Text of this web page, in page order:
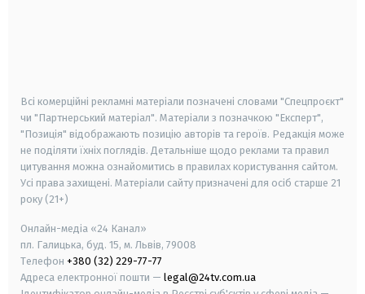
Всі комерційні рекламні матеріали позначені словами "Спецпроєкт"
чи "Партнерський матеріал". Матеріали з позначкою "Експерт",
"Позиція" відображають позицію авторів та героїв. Редакція може
не поділяти їхніх поглядів. Детальніше щодо реклами та правил
цитування можна ознайомитись в правилах користування сайтом.
Усі права захищені. Матеріали сайту призначені для осіб старше 21
року (21+)
Онлайн-медіа «24 Канал»
пл. Галицька, буд. 15, м. Львів, 79008
Телефон +380 (32) 229-77-77
Адреса електронної пошти — legal@24tv.com.ua